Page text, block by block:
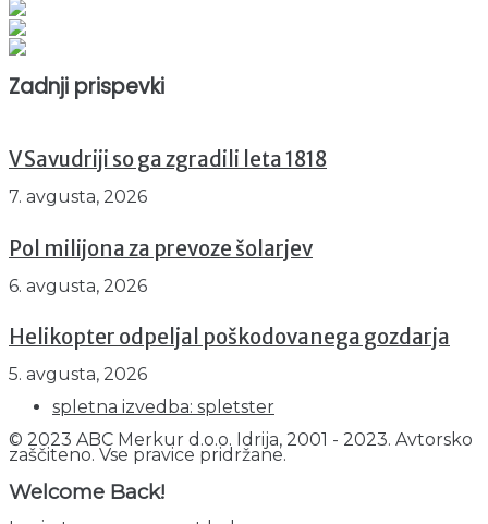
Zadnji prispevki
V Savudriji so ga zgradili leta 1818
7. avgusta, 2026
Pol milijona za prevoze šolarjev
6. avgusta, 2026
Helikopter odpeljal poškodovanega gozdarja
5. avgusta, 2026
spletna izvedba: spletster
© 2023 ABC Merkur d.o.o. Idrija, 2001 - 2023. Avtorsko
zaščiteno. Vse pravice pridržane.
Welcome Back!